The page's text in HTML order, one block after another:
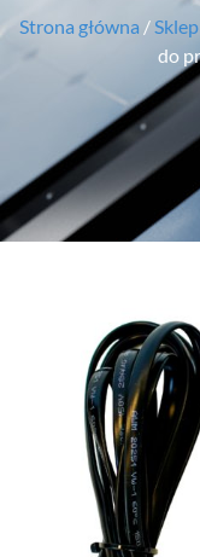
Strona główna / Sklep
do